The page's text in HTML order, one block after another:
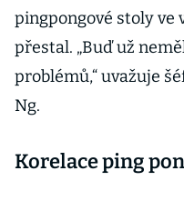
pingpongové stoly ve
přestal. „Buď už
problémů,“ uvažuje
Ng.
Korelace ping